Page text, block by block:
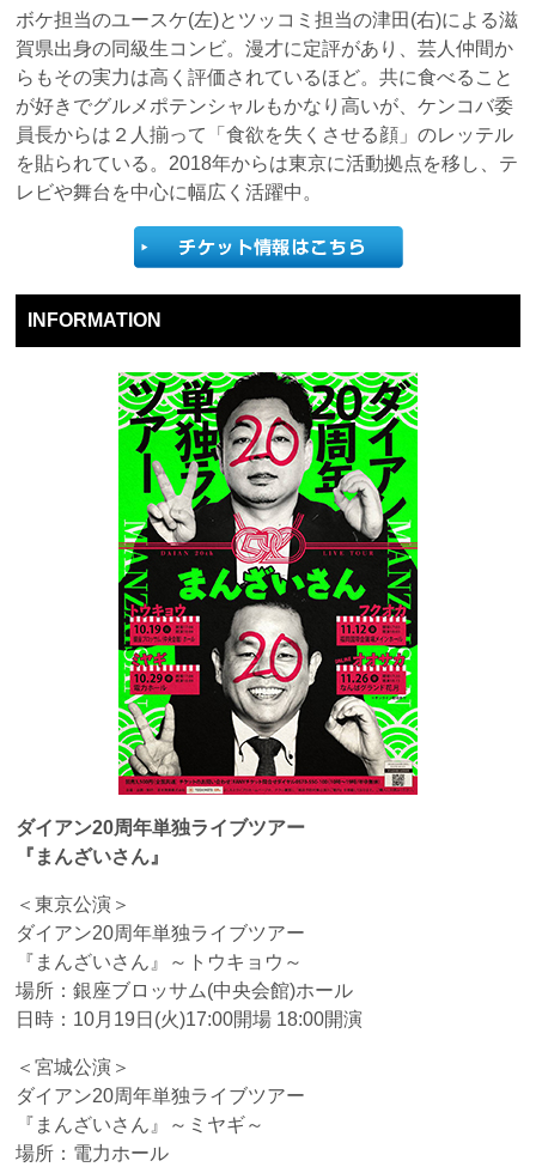
ボケ担当のユースケ(左)とツッコミ担当の津田(右)による滋
賀県出身の同級生コンビ。漫才に定評があり、芸人仲間か
らもその実力は高く評価されているほど。共に食べること
が好きでグルメポテンシャルもかなり高いが、ケンコバ委
員長からは２人揃って「食欲を失くさせる顔」のレッテル
を貼られている。2018年からは東京に活動拠点を移し、テ
レビや舞台を中心に幅広く活躍中。
INFORMATION
ダイアン20周年単独ライブツアー
『まんざいさん』
＜東京公演＞
ダイアン20周年単独ライブツアー
『まんざいさん』～トウキョウ～
場所：銀座ブロッサム(中央会館)ホール
日時：10月19日(火)17:00開場 18:00開演
＜宮城公演＞
ダイアン20周年単独ライブツアー
『まんざいさん』～ミヤギ～
場所：電力ホール